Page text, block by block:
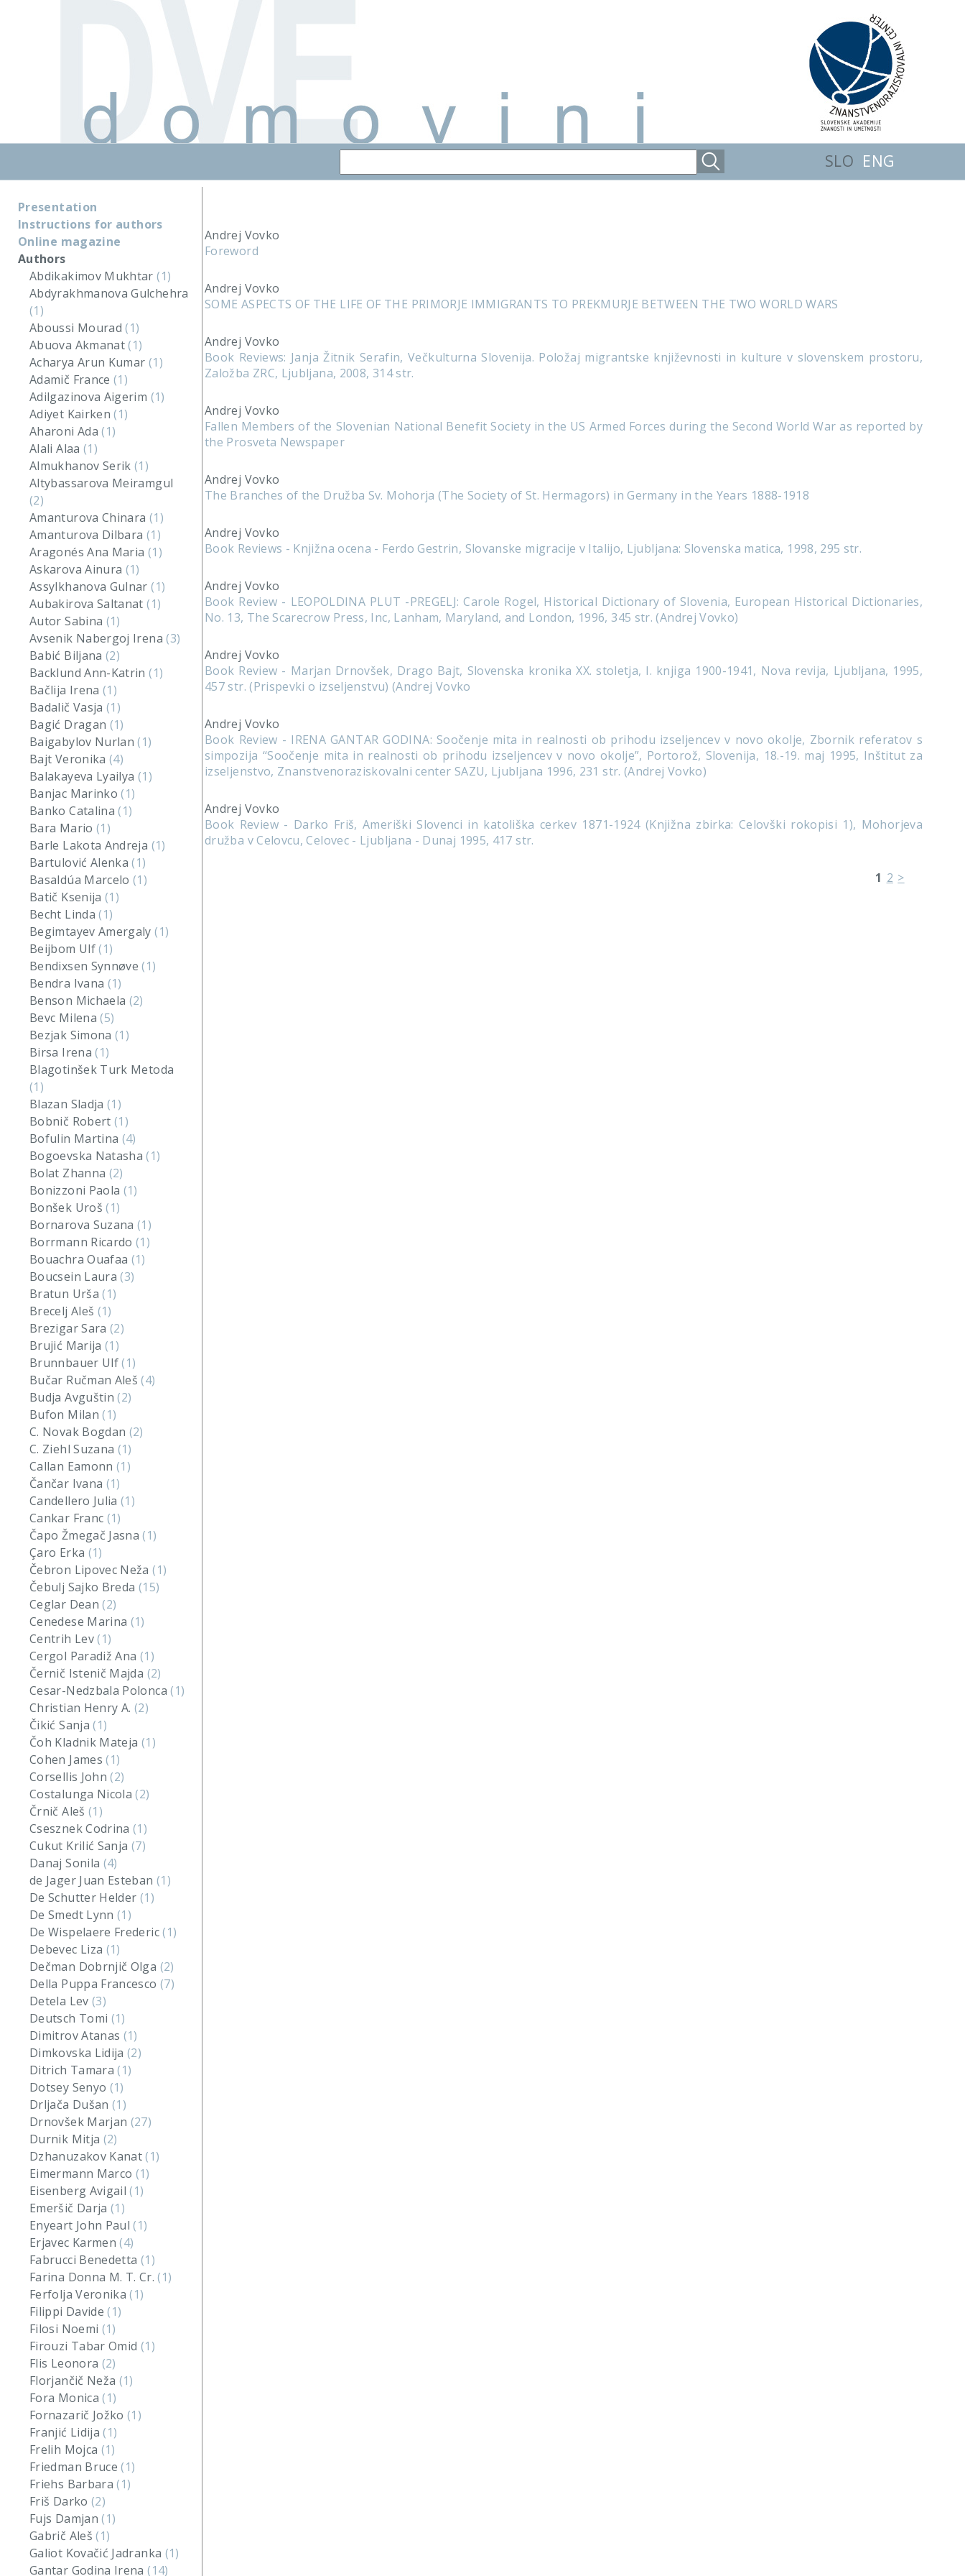
SLO ENG
Presentation
Instructions for authors
Online magazine
Authors
Abdikakimov Mukhtar(1)
Abdyrakhmanova Gulchehra
(1)
Aboussi Mourad(1)
Abuova Akmanat(1)
Acharya Arun Kumar (1)
Adamič France(1)
Adilgazinova Aigerim (1)
Adiyet Kairken(1)
Aharoni Ada(1)
Alali Alaa (1)
Almukhanov Serik(1)
Altybassarova Meiramgul
(2)
Amanturova Chinara (1)
Amanturova Dilbara (1)
Aragonés Ana Maria (1)
Askarova Ainura (1)
Assylkhanova Gulnar(1)
Aubakirova Saltanat(1)
Autor Sabina (1)
Avsenik Nabergoj Irena(3)
Babić Biljana(2)
Backlund Ann-Katrin(1)
Bačlija Irena(1)
Badalič Vasja(1)
Bagić Dragan (1)
Baigabylov Nurlan(1)
Bajt Veronika(4)
Balakayeva Lyailya (1)
Banjac Marinko(1)
Banko Catalina(1)
Bara Mario (1)
Barle Lakota Andreja (1)
Bartulović Alenka(1)
Basaldúa Marcelo(1)
Batič Ksenija(1)
Becht Linda(1)
Begimtayev Amergaly(1)
Beijbom Ulf(1)
Bendixsen Synnøve(1)
Bendra Ivana (1)
Benson Michaela (2)
Bevc Milena(5)
Bezjak Simona(1)
Birsa Irena(1)
Blagotinšek Turk Metoda
(1)
Blazan Sladja(1)
Bobnič Robert(1)
Bofulin Martina (4)
Bogoevska Natasha(1)
Bolat Zhanna (2)
Bonizzoni Paola (1)
Bonšek Uroš(1)
Bornarova Suzana(1)
Borrmann Ricardo(1)
Bouachra Ouafaa (1)
Boucsein Laura(3)
Bratun Urša(1)
Brecelj Aleš (1)
Brezigar Sara(2)
Brujić Marija(1)
Brunnbauer Ulf(1)
Bučar Ručman Aleš(4)
Budja Avguštin(2)
Bufon Milan(1)
C. Novak Bogdan (2)
C. Ziehl Suzana (1)
Callan Eamonn(1)
Čančar Ivana (1)
Candellero Julia(1)
Cankar Franc (1)
Čapo Žmegač Jasna(1)
Çaro Erka (1)
Čebron Lipovec Neža(1)
Čebulj Sajko Breda (15)
Ceglar Dean(2)
Cenedese Marina (1)
Centrih Lev(1)
Cergol Paradiž Ana (1)
Černič Istenič Majda (2)
Cesar-Nedzbala Polonca(1)
Christian Henry A. (2)
Čikić Sanja(1)
Čoh Kladnik Mateja (1)
Cohen James(1)
Corsellis John(2)
Costalunga Nicola(2)
Črnič Aleš (1)
Csesznek Codrina(1)
Cukut Krilić Sanja (7)
Danaj Sonila (4)
de Jager Juan Esteban (1)
De Schutter Helder (1)
De Smedt Lynn(1)
De Wispelaere Frederic(1)
Debevec Liza (1)
Dečman Dobrnjič Olga (2)
Della Puppa Francesco (7)
Detela Lev (3)
Deutsch Tomi (1)
Dimitrov Atanas (1)
Dimkovska Lidija(2)
Ditrich Tamara(1)
Dotsey Senyo (1)
Drljača Dušan(1)
Drnovšek Marjan (27)
Durnik Mitja (2)
Dzhanuzakov Kanat(1)
Eimermann Marco (1)
Eisenberg Avigail(1)
Emeršič Darja(1)
Enyeart John Paul(1)
Erjavec Karmen(4)
Fabrucci Benedetta (1)
Farina Donna M. T. Cr.(1)
Ferfolja Veronika(1)
Filippi Davide(1)
Filosi Noemi (1)
Firouzi Tabar Omid (1)
Flis Leonora (2)
Florjančič Neža (1)
Fora Monica(1)
Fornazarič Jožko(1)
Franjić Lidija(1)
Frelih Mojca (1)
Friedman Bruce(1)
Friehs Barbara(1)
Friš Darko (2)
Fujs Damjan(1)
Gabrič Aleš(1)
Galiot Kovačić Jadranka (1)
Gantar Godina Irena(14)
Andrej Vovko
Foreword
Andrej Vovko
SOME ASPECTS OF THE LIFE OF THE PRIMORJE IMMIGRANTS TO PREKMURJE BETWEEN THE TWO WORLD WARS
Andrej Vovko
Book Reviews: Janja Žitnik Serafin, Večkulturna Slovenija. Položaj migrantske književnosti in kulture v slovenskem prostoru,
Založba ZRC, Ljubljana, 2008, 314 str.
Andrej Vovko
Fallen Members of the Slovenian National Benefit Society in the US Armed Forces during the Second World War as reported by
the Prosveta Newspaper
Andrej Vovko
The Branches of the Družba Sv. Mohorja (The Society of St. Hermagors) in Germany in the Years 1888-1918
Andrej Vovko
Book Reviews - Knjižna ocena - Ferdo Gestrin, Slovanske migracije v Italijo, Ljubljana: Slovenska matica, 1998, 295 str.
Andrej Vovko
Book Review - LEOPOLDINA PLUT -PREGELJ: Carole Rogel, Historical Dictionary of Slovenia, European Historical Dictionaries,
No. 13, The Scarecrow Press, Inc, Lanham, Maryland, and London, 1996, 345 str. (Andrej Vovko)
Andrej Vovko
Book Review - Marjan Drnovšek, Drago Bajt, Slovenska kronika XX. stoletja, I. knjiga 1900-1941, Nova revija, Ljubljana, 1995,
457 str. (Prispevki o izseljenstvu) (Andrej Vovko
Andrej Vovko
Book Review - IRENA GANTAR GODINA: Soočenje mita in realnosti ob prihodu izseljencev v novo okolje, Zbornik referatov s
simpozija ‘‘Soočenje mita in realnosti ob prihodu izseljencev v novo okolje”, Portorož, Slovenija, 18.-19. maj 1995, Inštitut za
izseljenstvo, Znanstvenoraziskovalni center SAZU, Ljubljana 1996, 231 str. (Andrej Vovko)
Andrej Vovko
Book Review - Darko Friš, Ameriški Slovenci in katoliška cerkev 1871-1924 (Knjižna zbirka: Celovški rokopisi 1), Mohorjeva
družba v Celovcu, Celovec - Ljubljana - Dunaj 1995, 417 str.
1 2 >